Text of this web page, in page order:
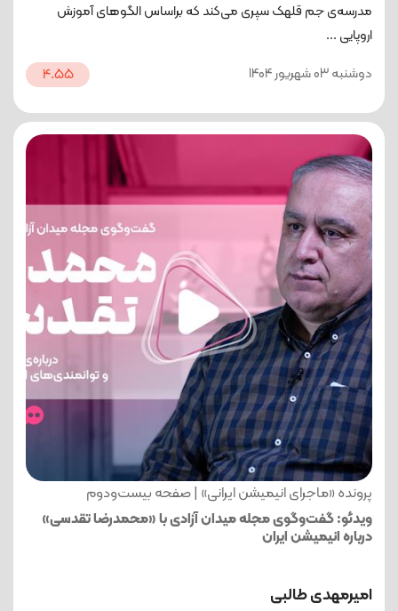
مدرسه‌ی جم قلهک سپری می‌کند که براساس الگوهای آموزش
اروپایی ...
دوشنبه 03 شهریور 1404
4.55
پرونده «ماجرای انیمیشن ایرانی» | صفحه بیست‌ودوم
ویدئو: گفت‌وگوی مجله میدان آزادی با «محمدرضا تقدسی»
درباره انیمیشن ایران
امیرمهدی طالبی